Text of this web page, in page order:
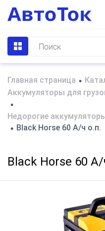
Главная страница •
Аккумуляторы для
•
Недорогие
• Black Horse 60 А/ч о.п.
Black Horse 60